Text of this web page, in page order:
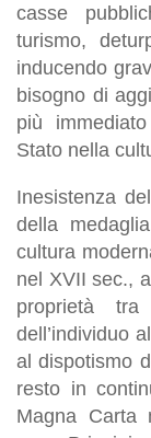
casse
turismo,
inducendo
bisogno di
più
Stato nella
Inesistenza
della
cultura
nel XVII sec.,
proprietà
dell’individuo
al dispotismo
resto in
Magna Carta